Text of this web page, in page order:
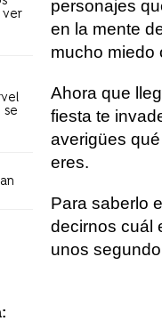
ver
se
personajes
en la mente
mucho miedo
Ahora que
fiesta te
averigües
eres.
Para saberlo
decirnos cuál
unos